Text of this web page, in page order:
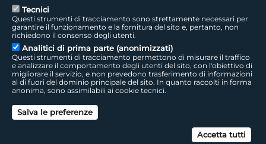
footer - sezione colophon
Sede Legale: Via della Liberazione, 15 - 40128 Bologna BO
Capitale Sociale interamente versato ad oggi: € 69.881.000,00 | P.IVA/C.F.
footer - sezione link utili
Seguici sui social
LepidaTV | Accessibilità | Cookie | Privacy | Social Media Policy
Tecnici
Questi strumenti di tracciamento sono strettamente necessari per
garantire il funzionamento e la fornitura del sito e, pertanto, non
richiedono il consenso degli utenti.
Analitici di prima parte (anonimizzati)
Questi strumenti di tracciamento permettono di misurare il traffico
e analizzare il comportamento degli utenti del sito, con l'obiettivo di
migliorare il servizio, e non prevedono trasferimento di informazioni
al di fuori del dominio principale del sito. In quanto raccolti in forma
anonima, sono assimilabili ai cookie tecnici.
Salva le preferenze
Accetta tutti